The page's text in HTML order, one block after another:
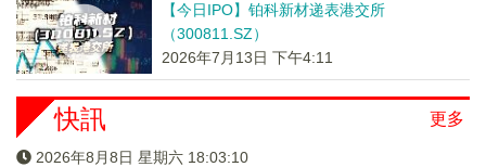
【今日IPO】铂科新材递表港交所
（300811.SZ）
2026年7月13日 下午4:11
更多
快訊
2026年8月8日 星期六 18:03:10